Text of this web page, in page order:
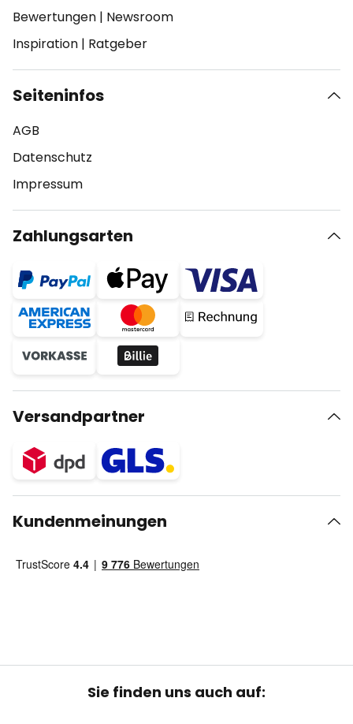
Bewertungen | Newsroom
Inspiration | Ratgeber
Seiteninfos
AGB
Datenschutz
Impressum
Zahlungsarten
Versandpartner
Kundenmeinungen
Sie finden uns auch auf: